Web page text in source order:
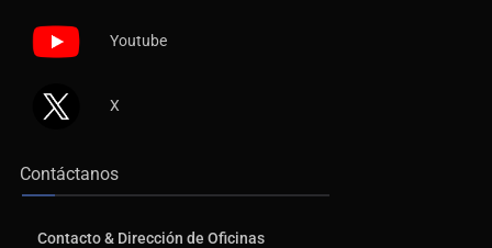
Youtube
X
Contáctanos
Contacto & Dirección de Oficinas